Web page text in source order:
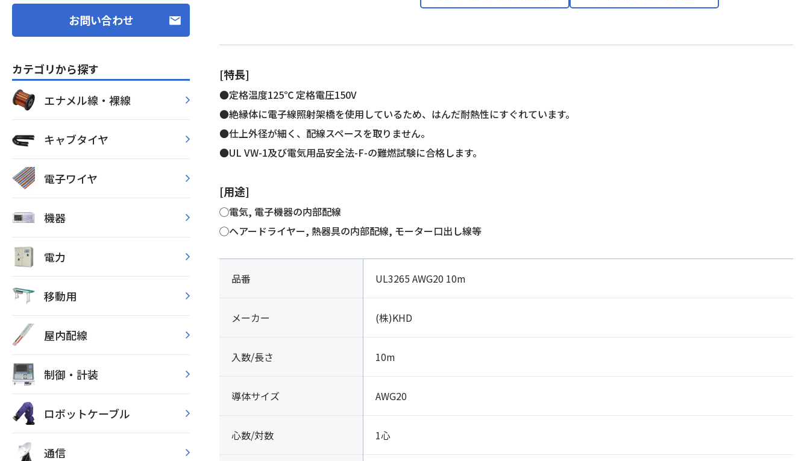
お問い合わせ
カテゴリから探す
エナメル線・裸線
キャブタイヤ
電子ワイヤ
機器
電力
移動用
屋内配線
制御・計装
ロボットケーブル
通信
絶
製)
[特長]
●定格温度125℃ 定格電圧150V
●絶縁体に電子線照射架橋を使用しているため、はんだ耐熱性にすぐれています。
●仕上外径が細く、配線スペースを取りません。
●UL VW-1及び電気用品安全法-F-の難燃試験に合格します。
[用途]
◯電気, 電子機器の内部配線
◯ヘアードライヤー, 熱器具の内部配線, モーター口出し線等
品番 UL3265 AWG20 10m
メーカー (株)KHD
入数/長さ 10m
導体サイズ AWG20
心数/対数 1心